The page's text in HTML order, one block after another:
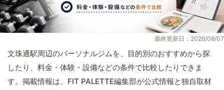
最終更新日：2026/08/07
文珠通駅周辺のパーソナルジムを、目的別のおすすめから探
したり、料金・体験・設備などの条件で比較したりできま
す。掲載情報は、FIT PALETTE編集部が公式情報と独自取材